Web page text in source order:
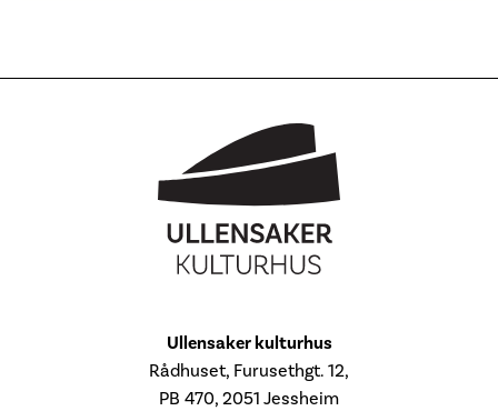
Ullensaker kulturhus
Rådhuset, Furusethgt. 12,
PB 470, 2051 Jessheim